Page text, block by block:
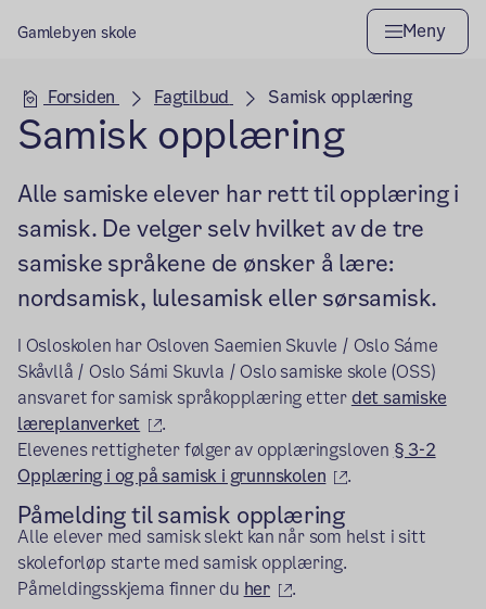
Gamlebyen skole Meny
Hovedseksjon
Forsiden Fagtilbud Samisk opplæring
Samisk opplæring
Alle samiske elever har rett til opplæring i
samisk. De velger selv hvilket av de tre
samiske språkene de ønsker å lære:
nordsamisk, lulesamisk eller sørsamisk.
I Osloskolen har Osloven Saemien Skuvle / Oslo Sáme
Skåvllå / Oslo Sámi Skuvla / Oslo samiske skole (OSS)
ansvaret for samisk språkopplæring etterdet samiske
læreplanverket
(ekstern lenke)
.
Elevenes rettigheter følger av opplæringsloven § 3-2
Opplæring i og på samisk i grunnskolen
(ekstern lenke)
.
Påmelding til samisk opplæring
Alle elever med samisk slekt kan når som helst i sitt
skoleforløp starte med samisk opplæring.
Påmeldingsskjema finner du her (ekstern lenke)
.